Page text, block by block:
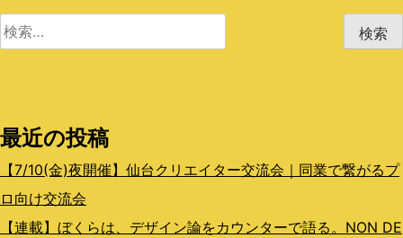
ビ
シ
ョ
ン
検
最近の投稿
【7/10(金)夜開催】仙台クリエイター交流会｜同業で繋がるプ
ロ向け交流会
【連載】ぼくらは、デザイン論をカウンターで語る。NON DE